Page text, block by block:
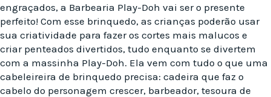
engraçados, a Barbearia Play-Doh vai ser o presente
perfeito! Com esse brinquedo, as crianças poderão usar
sua criatividade para fazer os cortes mais malucos e
criar penteados divertidos, tudo enquanto se divertem
com a massinha Play-Doh. Ela vem com tudo o que uma
cabeleireira de brinquedo precisa: cadeira que faz o
cabelo do personagem crescer, barbeador, tesoura de